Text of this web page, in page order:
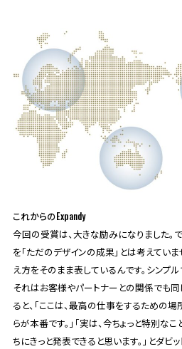
これからのExpandy
今回の受賞は、大きな励みになりました。
を「ただのデザインの成果」とは考えてい
え方をそのまま表しているんです。シンプ
それはお客様やパートナーとの関係でも同
ると、「ここは、最高の仕事をするための場
らが本番です。」「実は、今ちょっと特別な
ちにきっと発表できると思います。」とダビ